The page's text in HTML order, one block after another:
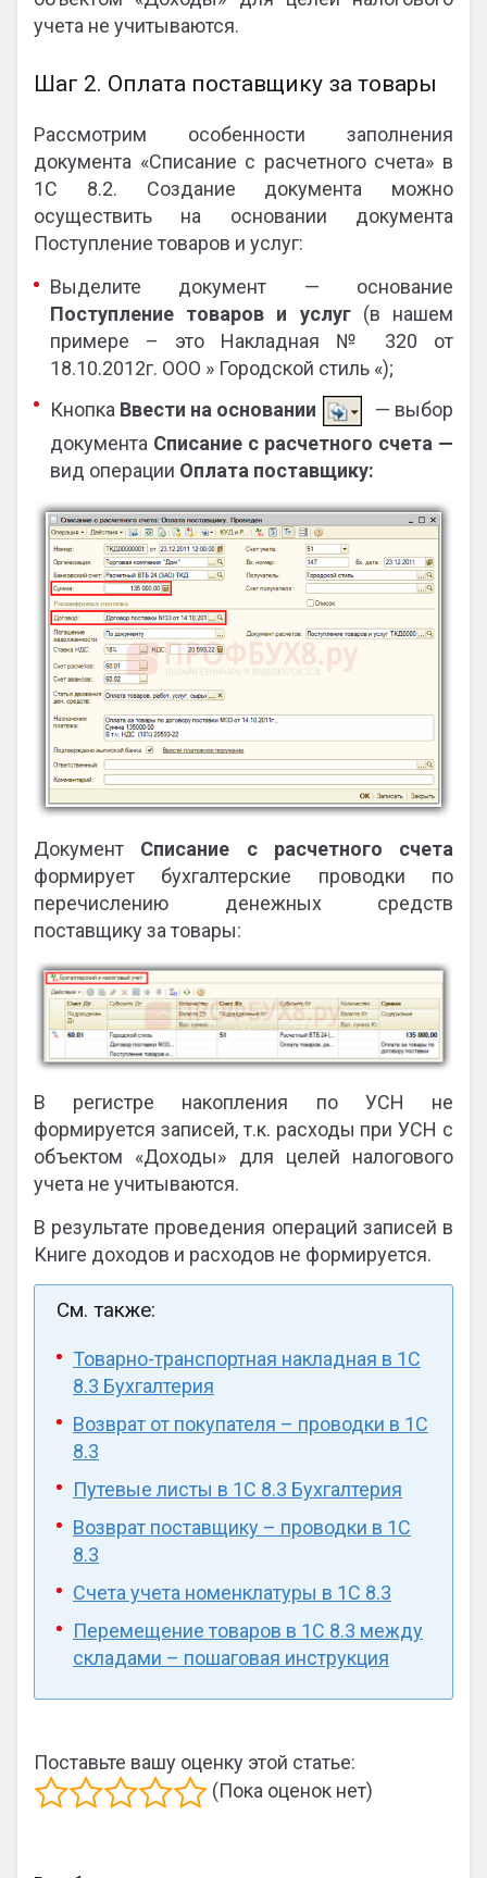
учета не учитываются.
Шаг 2. Оплата поставщику за товары
Рассмотрим особенности заполнения
документа «Списание с расчетного счета» в
1С 8.2. Создание документа можно
осуществить на основании документа
Поступление товаров и услуг:
Выделите документ — основание
Поступление товаров и услуг(в нашем
примере – это Накладная № 320 от
18.10.2012г. ООО » Городской стиль «);
Кнопка Ввести на основании
— выбор
документа Списание с расчетного счета —
вид операции Оплата поставщику:
Документ Списание с расчетного счета
формирует бухгалтерские проводки по
перечислению денежных средств
поставщику за товары:
В регистре накопления по УСН не
формируется записей, т.к. расходы при УСН с
объектом «Доходы» для целей налогового
учета не учитываются.
В результате проведения операций записей в
Книге доходов и расходов не формируется.
См. также:
Товарно-транспортная накладная в 1С
8.3 Бухгалтерия
Возврат от покупателя – проводки в 1С
8.3
Путевые листы в 1С 8.3 Бухгалтерия
Возврат поставщику – проводки в 1С
8.3
Счета учета номенклатуры в 1С 8.3
Перемещение товаров в 1С 8.3 между
складами – пошаговая инструкция
Поставьте вашу оценку этой статье:
(Пока оценок нет)